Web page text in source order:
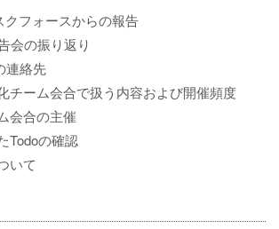
クフォースからの報告
会の振り返り
連絡先
チーム会合で扱う内容および開催頻度
会合の主催
Todoの確認
いて